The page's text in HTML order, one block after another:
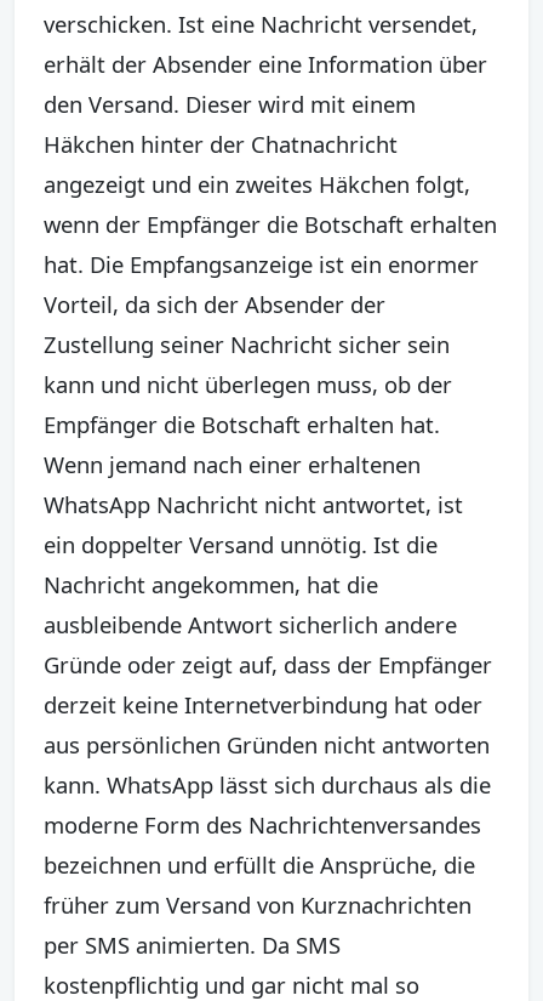
verschicken. Ist eine Nachricht versendet,
erhält der Absender eine Information über
den Versand. Dieser wird mit einem
Häkchen hinter der Chatnachricht
angezeigt und ein zweites Häkchen folgt,
wenn der Empfänger die Botschaft erhalten
hat. Die Empfangsanzeige ist ein enormer
Vorteil, da sich der Absender der
Zustellung seiner Nachricht sicher sein
kann und nicht überlegen muss, ob der
Empfänger die Botschaft erhalten hat.
Wenn jemand nach einer erhaltenen
WhatsApp Nachricht nicht antwortet, ist
ein doppelter Versand unnötig. Ist die
Nachricht angekommen, hat die
ausbleibende Antwort sicherlich andere
Gründe oder zeigt auf, dass der Empfänger
derzeit keine Internetverbindung hat oder
aus persönlichen Gründen nicht antworten
kann. WhatsApp lässt sich durchaus als die
moderne Form des Nachrichtenversandes
bezeichnen und erfüllt die Ansprüche, die
früher zum Versand von Kurznachrichten
per SMS animierten. Da SMS
kostenpflichtig und gar nicht mal so